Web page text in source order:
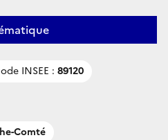
INSEE : 89120
Comté